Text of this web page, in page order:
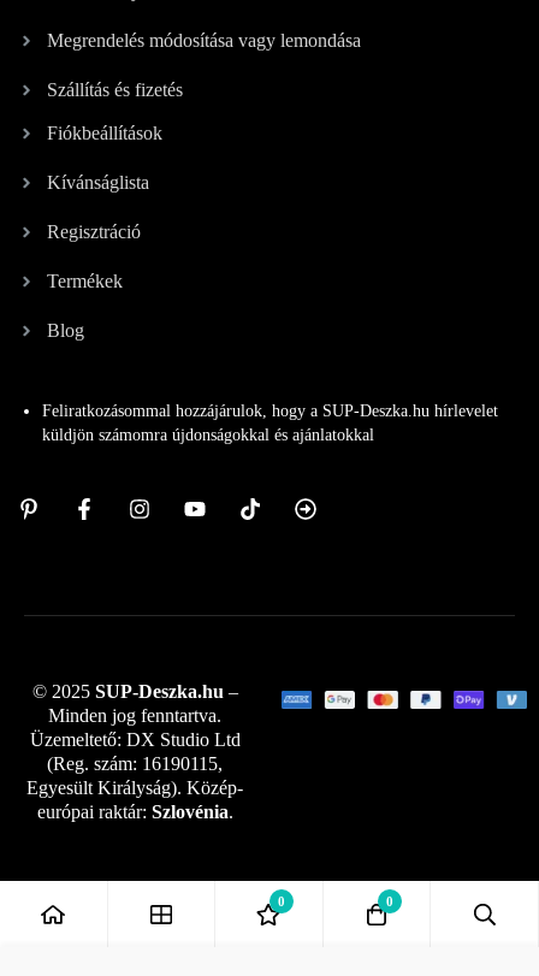
Megrendelés módosítása vagy lemondása
Szállítás és fizetés
Fiókbeállítások
Kívánságlista
Regisztráció
Termékek
Blog
Feliratkozásommal hozzájárulok, hogy a SUP-Deszka.hu hírlevelet
küldjön számomra újdonságokkal és ajánlatokkal
© 2025 SUP-Deszka.hu –
Minden jog fenntartva.
Üzemeltető: DX Studio Ltd
(Reg. szám: 16190115,
Egyesült Királyság). Közép-
európai raktár: Szlovénia.
0 0